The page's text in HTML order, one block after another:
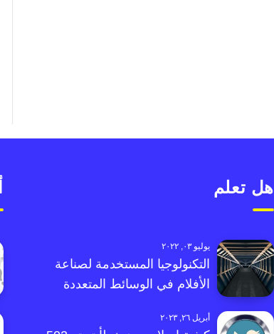
هل تعلم
يوليو ٠٣, ٢٠٢٢
التكنولوجيا المستخدمة لصناعة
الأفلام في الوسائط المتعددة
أبريل ٢٦, ٢٠٢٣